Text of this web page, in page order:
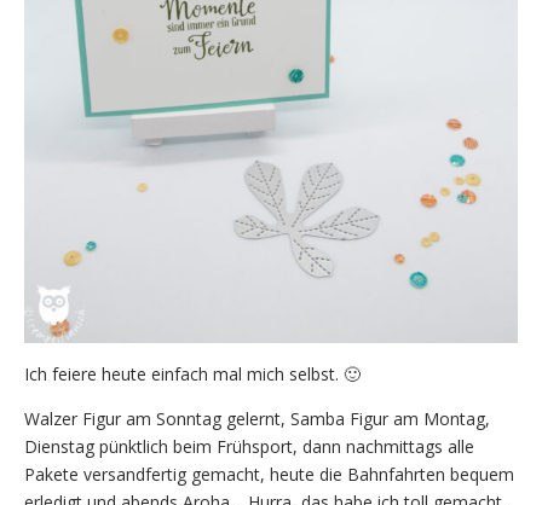
Ich feiere heute einfach mal mich selbst. 🙂
Walzer Figur am Sonntag gelernt, Samba Figur am Montag,
Dienstag pünktlich beim Frühsport, dann nachmittags alle
Pakete versandfertig gemacht, heute die Bahnfahrten bequem